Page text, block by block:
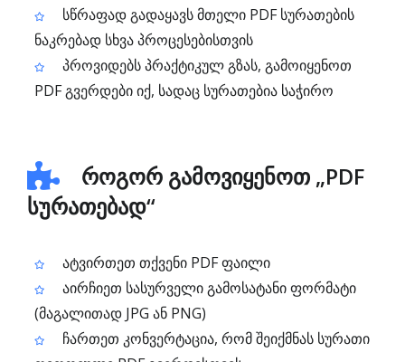
სწრაფად გადაყავს მთელი PDF სურათების
ნაკრებად სხვა პროცესებისთვის
პროვიდებს პრაქტიკულ გზას, გამოიყენოთ
PDF გვერდები იქ, სადაც სურათებია საჭირო
როგორ გამოვიყენოთ „PDF
სურათებად“
ატვირთეთ თქვენი PDF ფაილი
აირჩიეთ სასურველი გამოსატანი ფორმატი
(მაგალითად JPG ან PNG)
ჩართეთ კონვერტაცია, რომ შეიქმნას სურათი